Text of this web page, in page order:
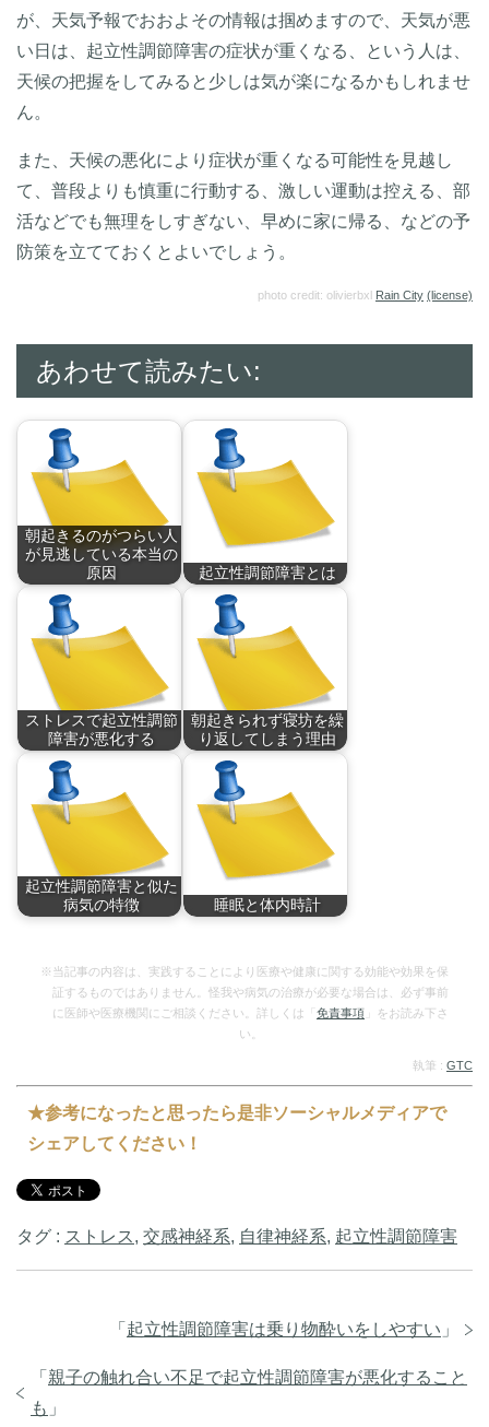
が、天気予報でおおよその情報は掴めますので、天気が悪
い日は、起立性調節障害の症状が重くなる、という人は、
天候の把握をしてみると少しは気が楽になるかもしれませ
ん。
また、天候の悪化により症状が重くなる可能性を見越し
て、普段よりも慎重に行動する、激しい運動は控える、部
活などでも無理をしすぎない、早めに家に帰る、などの予
防策を立てておくとよいでしょう。
photo credit: olivierbxl Rain City (license)
あわせて読みたい:
朝起きるのがつらい人
が見逃している本当の
原因
朝起きるのがつら
い。…
起立性調節障害とは
起立性調節障害(Or…
ストレスで起立性調節
障害が悪化する
自律神経系の不調に
よ…
朝起きられず寝坊を繰
り返してしまう理由
受験やテスト、大事
な…
起立性調節障害と似た
病気の特徴
睡眠と体内時計
※当記事の内容は、実践することにより医療や健康に関する効能や効果を保
証するものではありません。怪我や病気の治療が必要な場合は、必ず事前
に医師や医療機関にご相談ください。詳しくは「 免責事項 」をお読み下さ
い。
執筆 : GTC
★参考になったと思ったら是非ソーシャルメディアで
シェアしてください！
タグ : ストレス , 交感神経系, 自律神経系, 起立性調節障害
「 起立性調節障害は乗り物酔いをしやすい 」
「 親子の触れ合い不足で起立性調節障害が悪化すること
も 」